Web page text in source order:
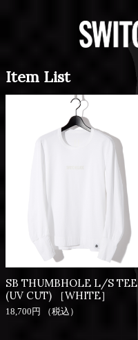
Item List
SB THUMBHOLE L/S TEE
(UV CUT) ［WHITE］
18,700円 （税込）